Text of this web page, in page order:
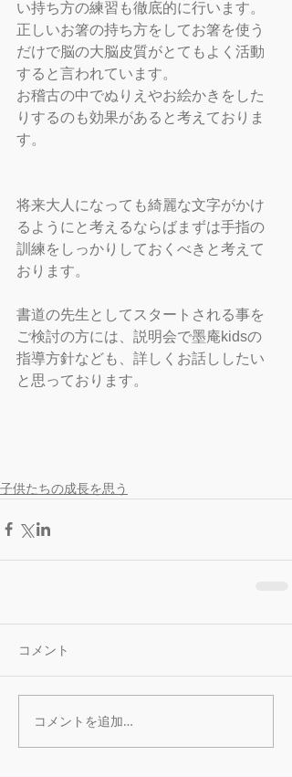
い持ち方の練習も徹底的に行います。
正しいお箸の持ち方をしてお箸を使う
だけで脳の大脳皮質がとてもよく活動
すると言われています。
お稽古の中でぬりえやお絵かきをした
りするのも効果があると考えておりま
す。
将来大人になっても綺麗な文字がかけ
るようにと考えるならばまずは手指の
訓練をしっかりしておくべきと考えて
おります。
書道の先生としてスタートされる事を
ご検討の方には、説明会で墨庵kidsの
指導方針なども、詳しくお話ししたい
と思っております。
子供たちの成長を思う
コメント
コメントを追加…